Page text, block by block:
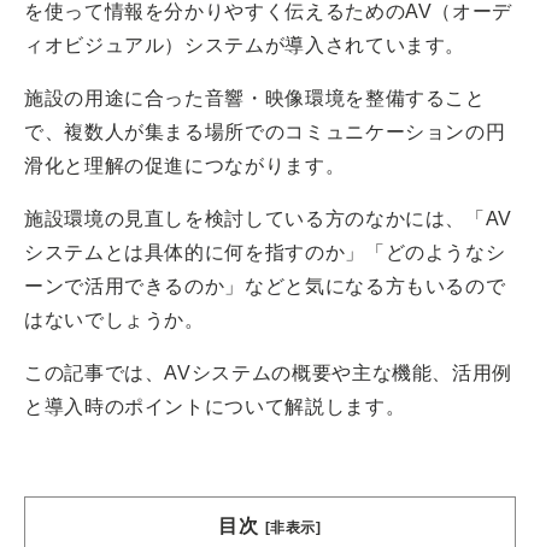
を使って情報を分かりやすく伝えるためのAV（オーデ
ィオビジュアル）システムが導入されています。
施設の用途に合った音響・映像環境を整備すること
で、複数人が集まる場所でのコミュニケーションの円
滑化と理解の促進につながります。
施設環境の見直しを検討している方のなかには、「AV
システムとは具体的に何を指すのか」「どのようなシ
ーンで活用できるのか」などと気になる方もいるので
はないでしょうか。
この記事では、AVシステムの概要や主な機能、活用例
と導入時のポイントについて解説します。
目次 [非表示]